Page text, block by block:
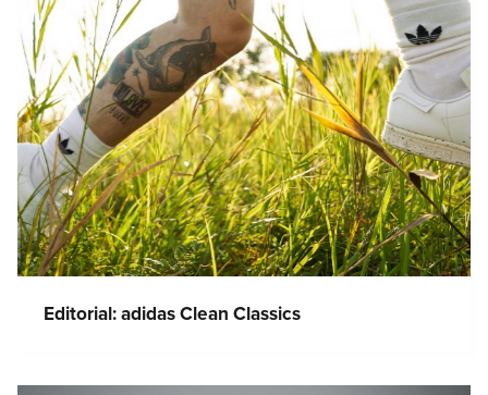
Editorial: adidas Clean Classics